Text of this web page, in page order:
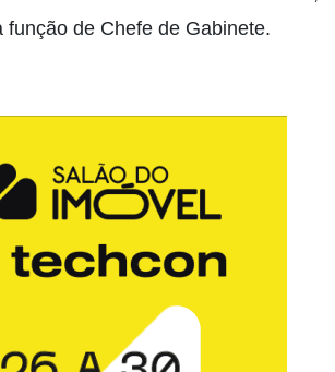
função de Chefe de Gabinete.